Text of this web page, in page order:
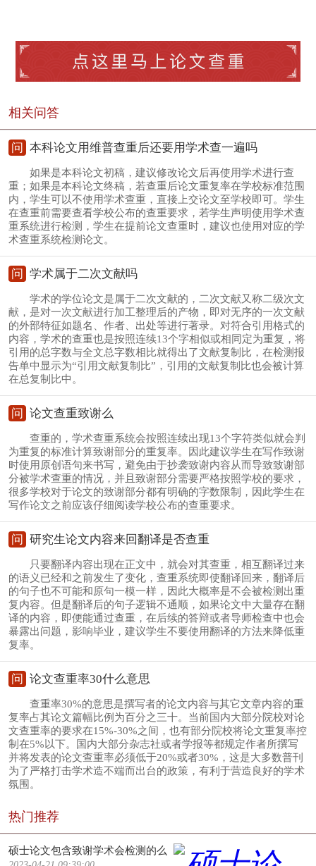
相关问答
问 本科论文用维普查重后还要用学术查一遍吗
如果是本科论文初稿，建议修改论文后再使用学术进行查
重；如果是本科论文终稿，若查重后论文重复率在学校标准范围
内，学生可以不使用学术查重，直接上交论文至学校即可。学生
在查重前需要查看学校公布的查重要求，若学生声明使用学术查
重系统进行检测，学生在提前论文查重时，建议也使用对应的学
术查重系统检测论文。
问 学术属于二次文献吗
学术的学位论文是属于二次文献的，二次文献又称二级次文
献，是对一次文献进行加工整理后的产物，即对无序的一次文献
的外部特征如题名、作者、出处等进行著录。对符合引用格式的
内容，学术的查重也是按照连续13个字相似或相同定为重复，将
引用的总字数与全文总字数相比就得出了文献复制比，在检测报
告单中显示为“引用文献复制比”，引用的文献复制比也会被计算
在总复制比中。
问 论文查重致谢么
查重的，学术查重系统会按照连续出现13个字符类似就会判
为重复的标准计算致谢部分的重复率。因此建议学生在写作致谢
时使用原创语句来书写，避免由于抄袭致谢内容从而导致致谢部
分被学术查重的情况，并且致谢部分需要严格按照学校的要求，
很多学校对于论文的致谢部分都有明确的字数限制，因此学生在
写作论文之前应该仔细阅读学校公布的查重要求。
问 研究生论文内容来回翻译是否查重
只要翻译内容出现在正文中，就会对其查重，相互翻译过来
的语义已经和之前发生了变化，查重系统即使翻译回来，翻译后
的句子也不可能和原句一模一样，因此大概率是不会被检测出重
复内容。但是翻译后的句子逻辑不通顺，如果论文中大量存在翻
译的内容，即便能通过查重，在后续的答辩或者导师检查中也会
暴露出问题，影响毕业，建议学生不要使用翻译的方法来降低重
复率。
问 论文查重率30什么意思
查重率30%的意思是撰写者的论文内容与其它文章内容的重
复率占其论文篇幅比例为百分之三十。当前国内大部分院校对论
文查重率的要求在15%-30%之间，也有部分院校将论文重复率控
制在5%以下。国内大部分杂志社或者学报等都规定作者所撰写
并将发表的论文查重率必须低于20%或者30%，这是大多数普刊
为了严格打击学术造不端而出台的政策，有利于营造良好的学术
氛围。
热门推荐
硕士论文包含致谢学术会检测的么